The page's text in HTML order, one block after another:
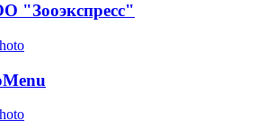
"Зооэкспресс"